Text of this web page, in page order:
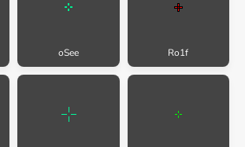
oSee Ro1f